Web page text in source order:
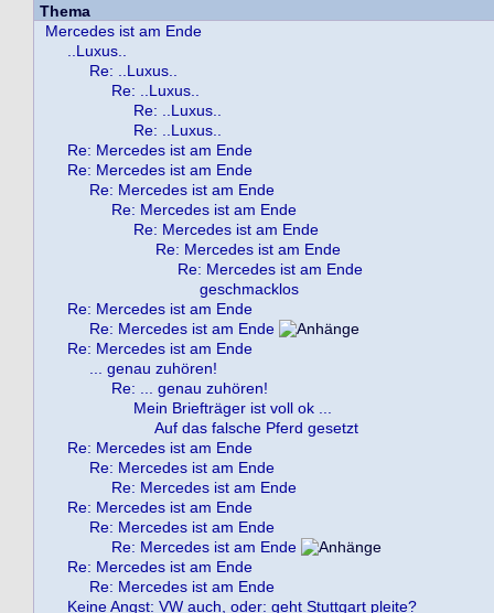
Thema
Mercedes ist am Ende
..Luxus..
Re: ..Luxus..
Re: ..Luxus..
Re: ..Luxus..
Re: ..Luxus..
Re: Mercedes ist am Ende
Re: Mercedes ist am Ende
Re: Mercedes ist am Ende
Re: Mercedes ist am Ende
Re: Mercedes ist am Ende
Re: Mercedes ist am Ende
Re: Mercedes ist am Ende
geschmacklos
Re: Mercedes ist am Ende
Re: Mercedes ist am Ende
Re: Mercedes ist am Ende
... genau zuhören!
Re: ... genau zuhören!
Mein Briefträger ist voll ok ...
Auf das falsche Pferd gesetzt
Re: Mercedes ist am Ende
Re: Mercedes ist am Ende
Re: Mercedes ist am Ende
Re: Mercedes ist am Ende
Re: Mercedes ist am Ende
Re: Mercedes ist am Ende
Re: Mercedes ist am Ende
Re: Mercedes ist am Ende
Keine Angst: VW auch, oder: geht Stuttgart pleite?